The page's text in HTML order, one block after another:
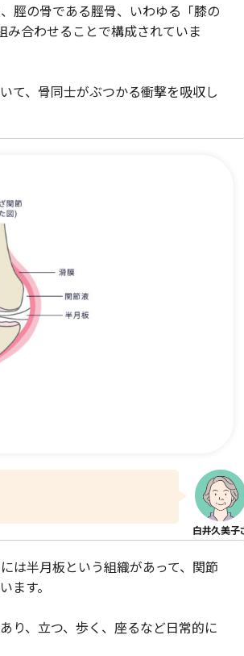
脛の骨である脛骨、いわゆる「膝の
合わせることで構成されていま
て、骨同士がぶつかる衝撃を吸収し
は半月板という組織があって、関節
ます。
り、立つ、歩く、座るなど日常的に